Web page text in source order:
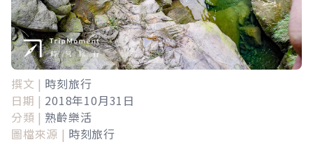
撰文 | 時刻旅行
日期 | 2018年10月31日
分類 | 熟齡樂活
圖檔來源 | 時刻旅行